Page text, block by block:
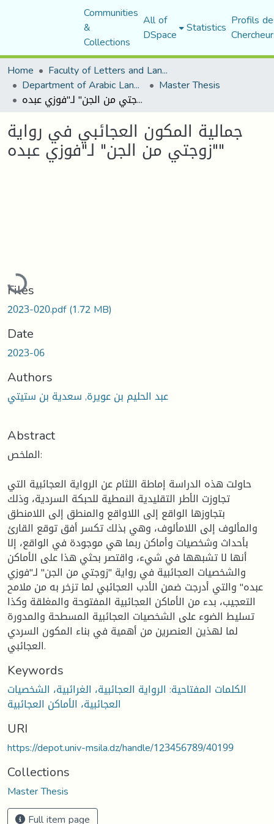
Communities
&
Collections
All of
DSpace Statistics Profils
Home
Faculty of Letters and Languages
Department of Arabic Language and Literature Master Thesis
جمالية المكون العجائبي في رواية "زوجتي من الجن" لـ"فوزي عبده"
جمالية المكون العجائبي في رواية
"زوجتي من الجن" لـ"فوزي عبده"
Loading...
Files
2023-020.pdf(1.72 MB)
Date
2023-06
Authors
عبد الحليم بن عويرة, سعدية بن ستيتي
Abstract
الملخص:
حاولت هذه الدراسة إماطة اللثام عن الرواية العجائبية التي
تجاوزت الأطر التقليدية النمطية للحبكة السردية، وذلك
بتجاوزها الواقع إلى اللاواقع والمنطق إلى اللامنطق
والمألوف إلى اللامألوف، وهي بذلك تكسر أفق توقع القارئ
بأحداث وشخصيات وأماكن ربما هي موجودة في الواقع، إلا
أنها لا تشبهها في شيء، واقتصر بحثي هذا على الأماكن
والشخصيات العجائبية في رواية "زوجتي من الجن" لـ"فوزي
عبده" والتي أدرجت ضمن الأدب العجائبي لما تزخر به من ملامح
التعجيب، بدء من الأماكن العجائبية المفتوحة والمغلقة وكذا
تسليط الضوء على الشخصيات العجائبية المسطحة والمدورة
لما لهذين العنصرين من أهمية في بناء المكون السردي
العجائبي.
Keywords
الكلمات المفتاحية: الرواية العجائبية، الغرائبية، الشخصيات
العجائبية، الأماكن العجائبية
URI
https://depot.univ-msila.dz/handle/123456789/40199
Collections
Master Thesis
Full item page